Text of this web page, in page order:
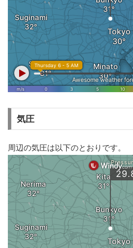
気圧
周辺の気圧は以下のとおりです。